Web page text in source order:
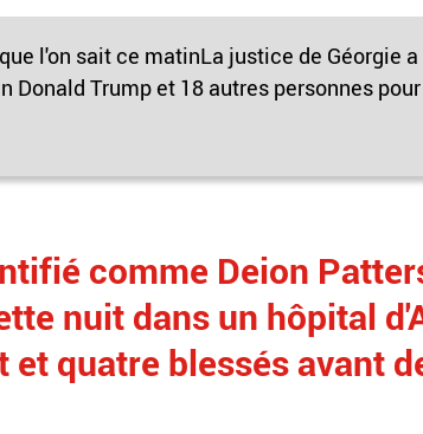
l'on sait ce matinLa justice de Géorgie
Donald Trump et 18 autres personnes
comme Deion
nuit dans un hôpital
quatre blessés avant